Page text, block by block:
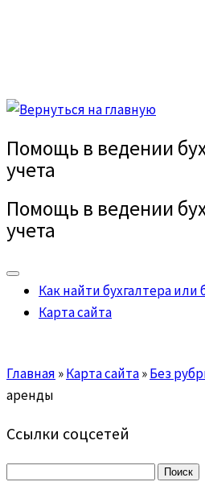
Помощь в ведении
учета
Помощь в ведении
учета
Как найти бухгалтера
Карта сайта
Главная »Карта сайта»Без
аренды
Ссылки соцсетей
Найти: